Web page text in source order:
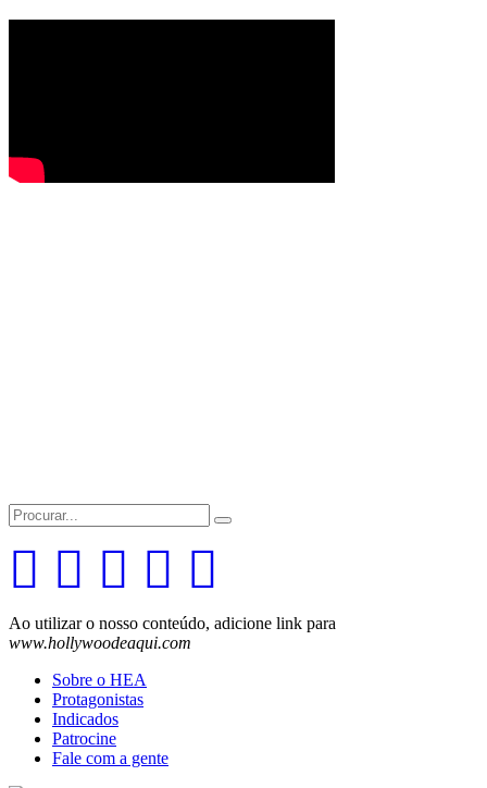
Search
for:
Ao utilizar o nosso conteúdo, adicione link para
www.hollywoodeaqui.com
Sobre o HEA
Protagonistas
Indicados
Patrocine
Fale com a gente